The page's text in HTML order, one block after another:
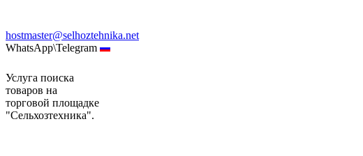
hostmaster@selhoztehnika.net
WhatsApp\Telegram
Услуга поиска
товаров на
торговой площадке
"Сельхозтехника".